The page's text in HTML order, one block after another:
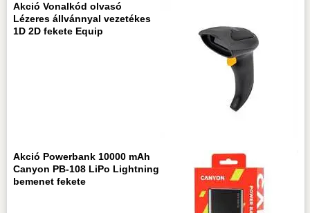
Akció Vonalkód olvasó
Lézeres állvánnyal vezetékes
1D 2D fekete Equip
Akció Powerbank 10000 mAh
Canyon PB-108 LiPo Lightning
bemenet fekete